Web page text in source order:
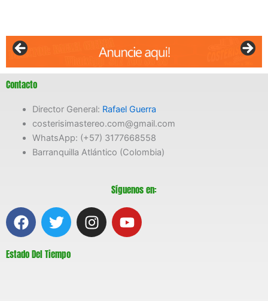
Contacto
Director General: Rafael Guerra
costerisimastereo.com@gmail.com
WhatsApp: (+57) 3177668558
Barranquilla Atlántico (Colombia)
Síguenos en:
F
a
e
T
w
t
I
n
Y
o
Estado Del Tiempo